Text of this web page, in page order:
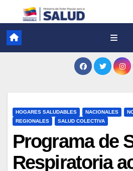
HOGARES SALUDABLES NACIONALES
REGIONALES
SALUD COLECTIVA
Programa de
Respiratoria